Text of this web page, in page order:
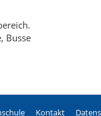
Busse
Kontakt